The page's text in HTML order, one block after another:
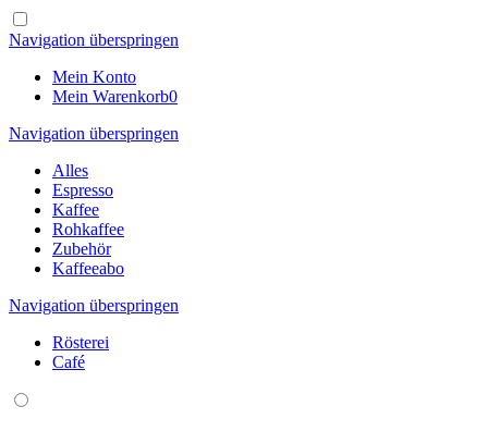
Navigation überspringen
Mein Konto
Mein Warenkorb0
Navigation überspringen
Alles
Espresso
Kaffee
Rohkaffee
Zubehör
Kaffeeabo
Navigation überspringen
Rösterei
Café